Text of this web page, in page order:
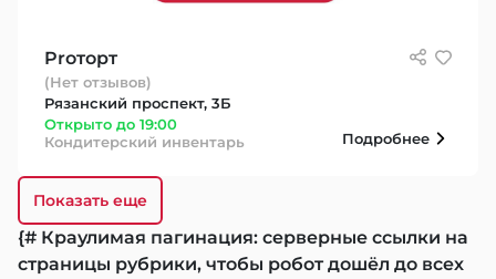
Proторт
(Нет отзывов)
Рязанский проспект, 3Б
Открыто до 19:00
Кондитерский инвентарь
Подробнее
Показать еще
{# Краулимая пагинация: серверные ссылки на
страницы рубрики, чтобы робот дошёл до всех